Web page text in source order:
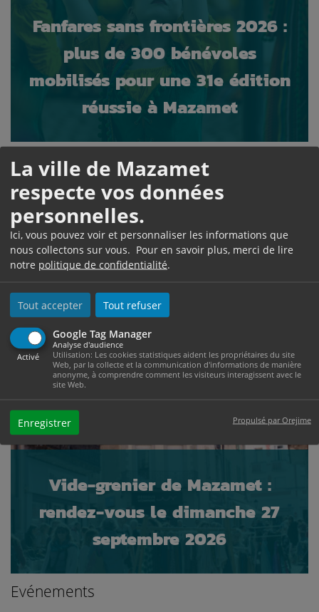
La ville de Mazamet
respecte vos données
personnelles.
Ici, vous pouvez voir et personnaliser les informations que
nous collectons sur vous. Pour en savoir plus, merci de lire
notre politique de confidentialité.
Tout accepter Tout refuser
Google Tag Manager
Activé
Analyse d'audience
Utilisation: Les cookies statistiques aident les propriétaires du site
Web, par la collecte et la communication d'informations de manière
anonyme, à comprendre comment les visiteurs interagissent avec le
site Web.
Enregistrer Propulsé par Orejime
Fanfares sans frontières 2026 :
plus de 300 bénévoles
mobilisés pour une 31e édition
réussie à Mazamet
Evénements
Le festival "Fanfares sans frontières" a fait son grand
retour à Mazamet du 8 au 10 juillet, réunissant neuf
formations venues des quatre coins du monde pour
animer le centre-ville et l'ensemble du bassin
Vide-grenier de Mazamet :
rendez-vous le dimanche 27
septembre 2026
Evénements